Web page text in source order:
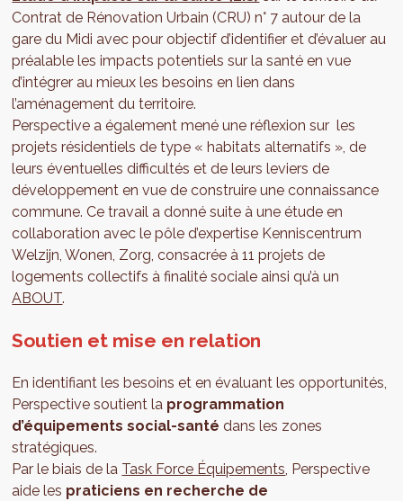
Contrat de Rénovation Urbain (CRU) n° 7 autour de la
gare du Midi avec pour objectif d’identifier et d’évaluer au
préalable les impacts potentiels sur la santé en vue
d’intégrer au mieux les besoins en lien dans
l’aménagement du territoire.
Perspective a également mené une réflexion sur les
projets résidentiels de type « habitats alternatifs », de
leurs éventuelles difficultés et de leurs leviers de
développement en vue de construire une connaissance
commune. Ce travail a donné suite à une étude en
collaboration avec le pôle d’expertise Kenniscentrum
Welzijn, Wonen, Zorg, consacrée à 11 projets de
logements collectifs à finalité sociale ainsi qu’à un
ABOUT.
Soutien et mise en relation
En identifiant les besoins et en évaluant les opportunités,
Perspective soutient la programmation
d’équipements social-santé dans les zones
stratégiques.
Par le biais de la Task Force Équipements, Perspective
aide les praticiens en recherche de